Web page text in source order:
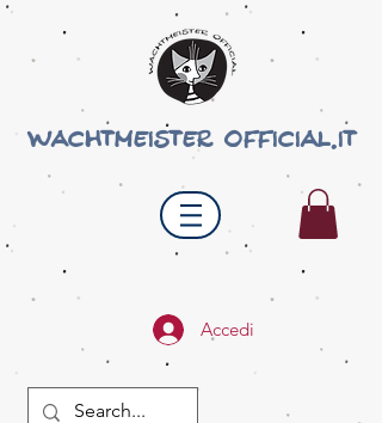
wachtmeister official.it
Accedi